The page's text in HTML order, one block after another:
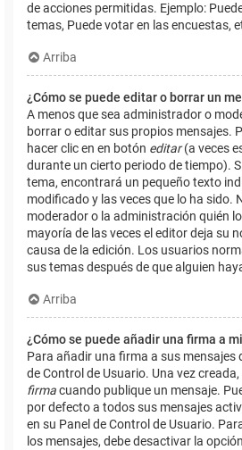
de acciones permitidas. Ejemplo:
temas, Puede votar en las encuestas,
Arriba
¿Cómo se puede editar o borrar un
A menos que sea administrador o
borrar o editar sus propios mensajes.
hacer clic en en botón editar(a veces
durante un cierto periodo de tiempo).
tema, encontrará un pequeño texto
modificado y las veces que lo ha sido.
moderador o la administración quién
mayoría de las veces el editor deja su
causa de la edición. Los usuarios
sus temas después de que alguien
Arriba
¿Cómo se puede añadir una firma a
Para añadir una firma a sus mensajes
de Control de Usuario. Una vez
firmacuando publique un mensaje.
por defecto a todos sus mensajes
en su Panel de Control de Usuario.
los mensajes, debe desactivar la opción